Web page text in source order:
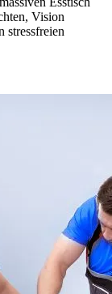
Vision
stressfreien